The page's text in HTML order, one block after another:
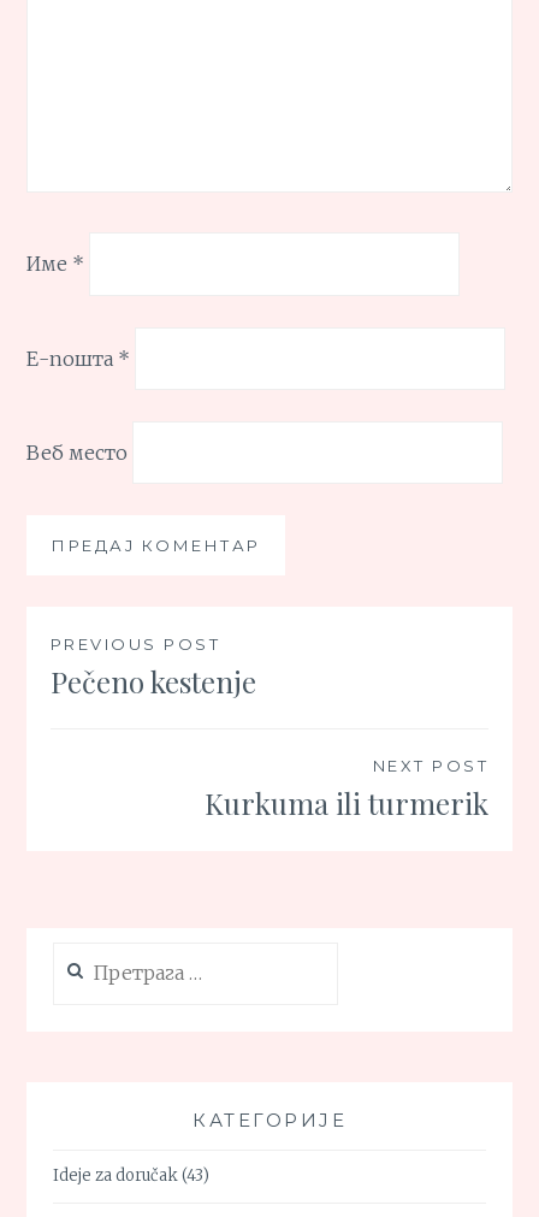
Име *
Е-пошта *
Веб место
Кретање
чланка
PREVIOUS POST
Pečeno kestenje
NEXT POST
Kurkuma ili turmerik
за:
КАТЕГОРИЈЕ
Ideje za doručak(43)